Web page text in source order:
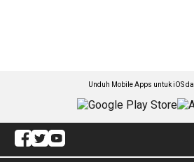
Unduh Mobile Apps untuk iOS